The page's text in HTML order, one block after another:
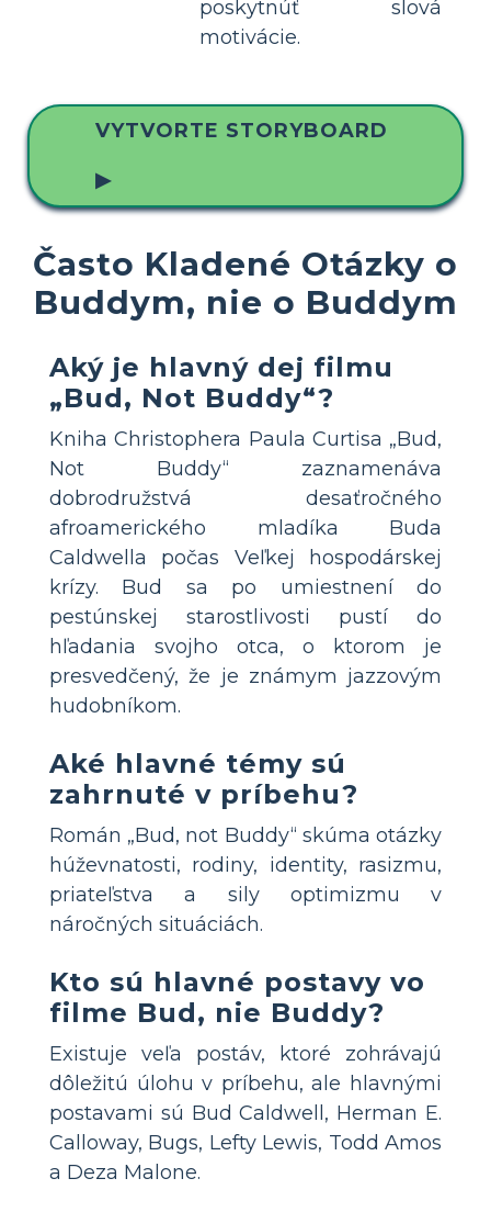
poskytnúť slová
motivácie.
VYTVORTE STORYBOARD
▶
Často Kladené Otázky o
Buddym, nie o Buddym
Aký je hlavný dej filmu
„Bud, Not Buddy“?
Kniha Christophera Paula Curtisa „Bud,
Not Buddy“ zaznamenáva
dobrodružstvá desaťročného
afroamerického mladíka Buda
Caldwella počas Veľkej hospodárskej
krízy. Bud sa po umiestnení do
pestúnskej starostlivosti pustí do
hľadania svojho otca, o ktorom je
presvedčený, že je známym jazzovým
hudobníkom.
Aké hlavné témy sú
zahrnuté v príbehu?
Román „Bud, not Buddy“ skúma otázky
húževnatosti, rodiny, identity, rasizmu,
priateľstva a sily optimizmu v
náročných situáciách.
Kto sú hlavné postavy vo
filme Bud, nie Buddy?
Existuje veľa postáv, ktoré zohrávajú
dôležitú úlohu v príbehu, ale hlavnými
postavami sú Bud Caldwell, Herman E.
Calloway, Bugs, Lefty Lewis, Todd Amos
a Deza Malone.